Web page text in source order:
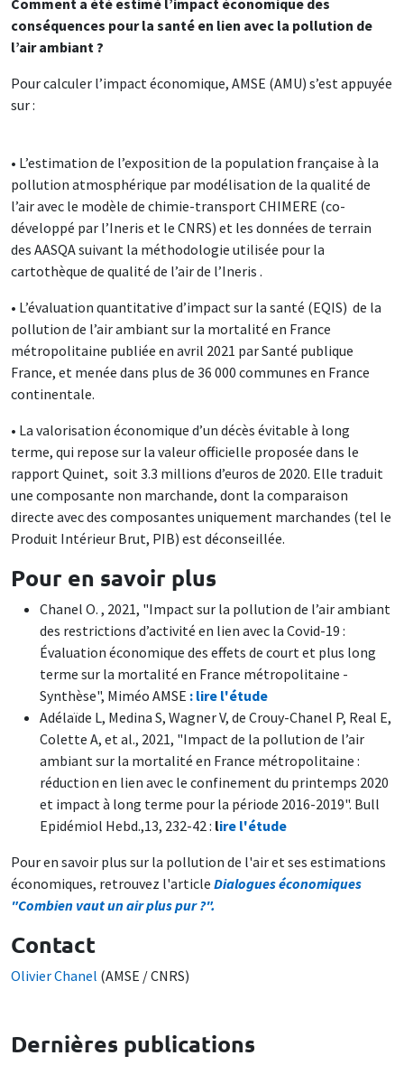
conséquences pour la santé en lien avec la pollution de
l’air ambiant ?
Pour calculer l’impact économique, AMSE (AMU) s’est appuyée
sur :
• L’estimation de l’exposition de la population française à la
pollution atmosphérique par modélisation de la qualité de
l’air avec le modèle de chimie-transport CHIMERE (co-
développé par l’Ineris et le CNRS) et les données de terrain
des AASQA suivant la méthodologie utilisée pour la
cartothèque de qualité de l’air de l’Ineris .
• L’évaluation quantitative d’impact sur la santé (EQIS) de la
pollution de l’air ambiant sur la mortalité en France
métropolitaine publiée en avril 2021 par Santé publique
France, et menée dans plus de 36 000 communes en France
continentale.
• La valorisation économique d’un décès évitable à long
terme, qui repose sur la valeur officielle proposée dans le
rapport Quinet, soit 3.3 millions d’euros de 2020. Elle traduit
une composante non marchande, dont la comparaison
directe avec des composantes uniquement marchandes (tel le
Produit Intérieur Brut, PIB) est déconseillée.
Pour en savoir plus
Chanel O. , 2021, "Impact sur la pollution de l’air ambiant
des restrictions d’activité en lien avec la Covid-19 :
Évaluation économique des effets de court et plus long
terme sur la mortalité en France métropolitaine -
Synthèse", Miméo AMSE : lire l'étude
Adélaïde L, Medina S, Wagner V, de Crouy-Chanel P, Real E,
Colette A, et al., 2021, "Impact de la pollution de l’air
ambiant sur la mortalité en France métropolitaine :
réduction en lien avec le confinement du printemps 2020
et impact à long terme pour la période 2016-2019". Bull
Epidémiol Hebd.,13, 232-42 : lire l'étude
Pour en savoir plus sur la pollution de l'air et ses estimations
économiques, retrouvez l'article Dialogues économiques
"Combien vaut un air plus pur ?".
Contact
Olivier Chanel (AMSE / CNRS)
Dernières publications